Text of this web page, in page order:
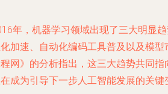
年，机器学习领域出现了三大明显
加速、自动化编码工具普及以及模
网》的分析指出，这三大趋势共同指
成为引导下一步人工智能发展的关